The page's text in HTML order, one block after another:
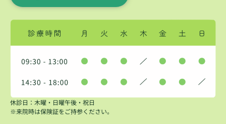
休診日：木曜・日曜午後・祝日
※来院時は保険証をご持参ください。